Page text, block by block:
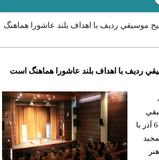
موسيقي رديف با اهداف بلند عاشورا هماهنگ
رديف با اهداف بلند عاشورا هماهنگ است
روز پنجشنبه 6 آذر با